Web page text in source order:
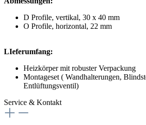
D Profile, vertikal, 30 x 40 mm
O Profile, horizontal, 22 mm
LIeferumfang:
Heizkörper mit robuster Verpackung
Montageset ( Wandhalterungen,
Entlüftungsventil)
Service & Kontakt